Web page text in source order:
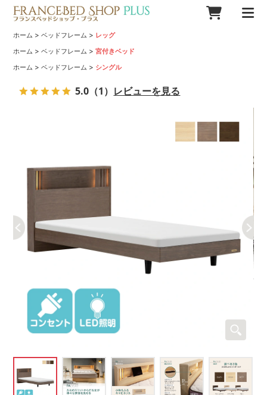
ホーム >ベッドフレーム > レッグ
ホーム >ベッドフレーム >宮付きベッド
ホーム >ベッドフレーム > シングル
5.0 （1） レビューを見る